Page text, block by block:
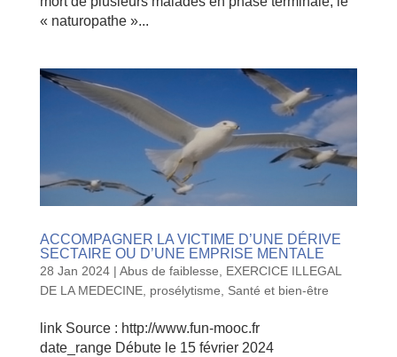
« naturopathe »...
ACCOMPAGNER LA VICTIME D’UNE DÉRIVE
SECTAIRE OU D’UNE EMPRISE MENTALE
28 Jan 2024| Abus de faiblesse, EXERCICE ILLEGAL
DE LA MEDECINE, prosélytisme, Santé et bien-être
link Source : http://www.fun-mooc.fr
date_range Débute le 15 février 2024